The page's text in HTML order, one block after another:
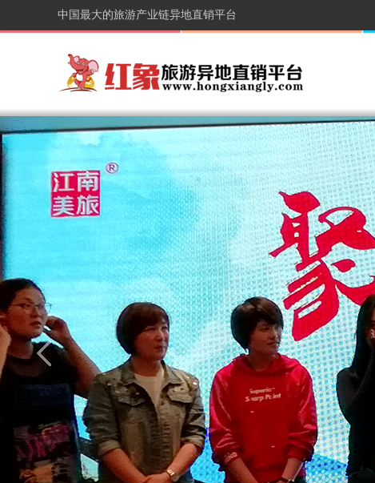
中国最大的旅游产业链异地直销平台